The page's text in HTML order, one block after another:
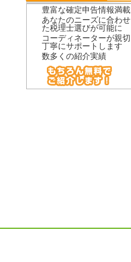
豊富な確定申告情報満載
あなたのニーズに合わせ
た税理士選びが可能に
コーディネーターが親切
丁寧にサポートします
数多くの紹介実績